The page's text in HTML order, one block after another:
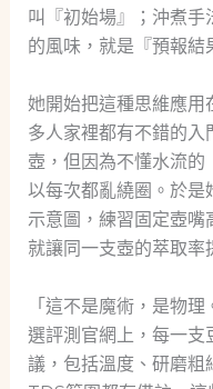
叫『初始場』；沖煮手
的風味，就是『預報結
她開始把這種思維應用
多人家裡都有不錯的入
壺，但因為不懂水流
以每次都亂繞圈。於是
示意圖，練習固定壺嘴
就讓同一支壺的萃取率
「這不是魔術，是物
選評測官網上，每一支
議，包括溫度、研磨粗